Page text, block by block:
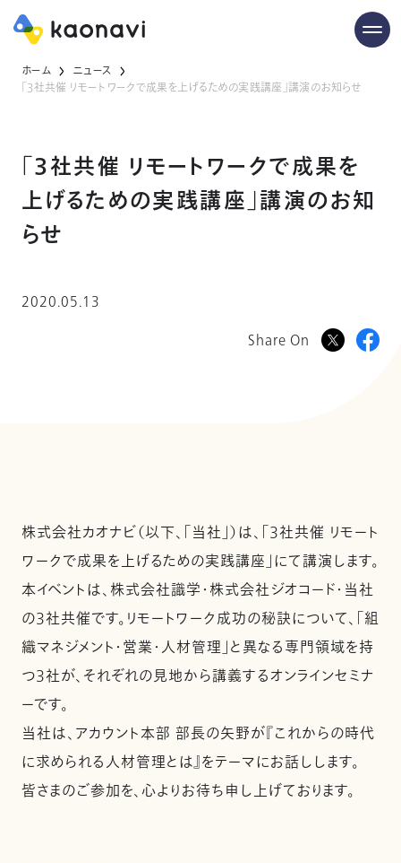
ホーム
ニュース
「3社共催 リモートワークで成果を上げるための実践講座」講演のお知らせ
「3社共催 リモートワークで成果を
上げるための実践講座」講演のお知
らせ
2020.05.13
Share On
株式会社カオナビ（以下、「当社」）は、「3社共催 リモート
ワークで成果を上げるための実践講座」にて講演します。
本イベントは、株式会社識学・株式会社ジオコード・当社
の3社共催です。リモートワーク成功の秘訣について、「組
織マネジメント・営業・人材管理」と異なる専門領域を持
つ3社が、それぞれの見地から講義するオンラインセミナ
ーです。
当社は、アカウント本部 部長の矢野が『これからの時代
に求められる人材管理とは』をテーマにお話しします。
皆さまのご参加を、心よりお待ち申し上げております。